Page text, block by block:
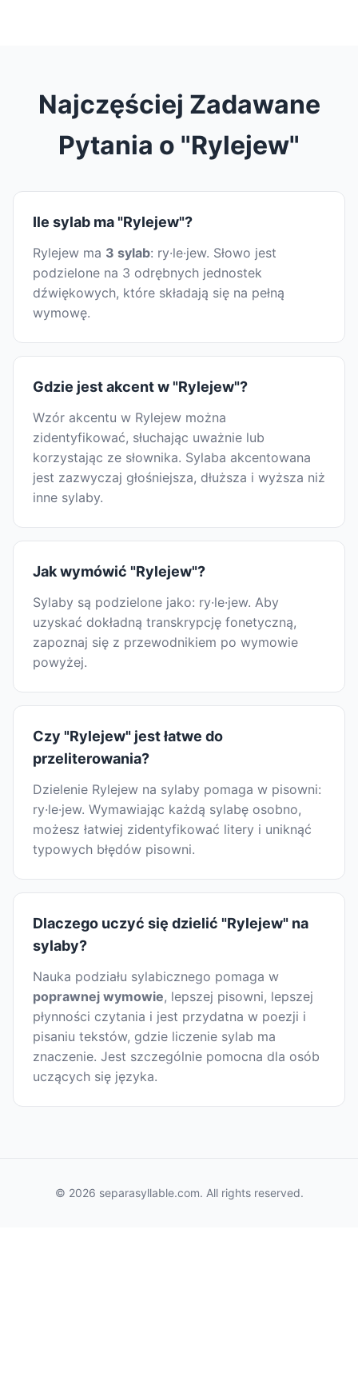
Najczęściej Zadawane
Pytania o "Rylejew"
Ile sylab ma "Rylejew"?
Rylejew ma 3 sylab: ry·le·jew. Słowo jest
podzielone na 3 odrębnych jednostek
dźwiękowych, które składają się na pełną
wymowę.
Gdzie jest akcent w "Rylejew"?
Wzór akcentu w Rylejew można
zidentyfikować, słuchając uważnie lub
korzystając ze słownika. Sylaba akcentowana
jest zazwyczaj głośniejsza, dłuższa i wyższa niż
inne sylaby.
Jak wymówić "Rylejew"?
Sylaby są podzielone jako: ry·le·jew. Aby
uzyskać dokładną transkrypcję fonetyczną,
zapoznaj się z przewodnikiem po wymowie
powyżej.
Czy "Rylejew" jest łatwe do
przeliterowania?
Dzielenie Rylejew na sylaby pomaga w pisowni:
ry·le·jew. Wymawiając każdą sylabę osobno,
możesz łatwiej zidentyfikować litery i uniknąć
typowych błędów pisowni.
Dlaczego uczyć się dzielić "Rylejew" na
sylaby?
Nauka podziału sylabicznego pomaga w
poprawnej wymowie, lepszej pisowni, lepszej
płynności czytania i jest przydatna w poezji i
pisaniu tekstów, gdzie liczenie sylab ma
znaczenie. Jest szczególnie pomocna dla osób
uczących się języka.
© 2026 separasyllable.com. All rights reserved.